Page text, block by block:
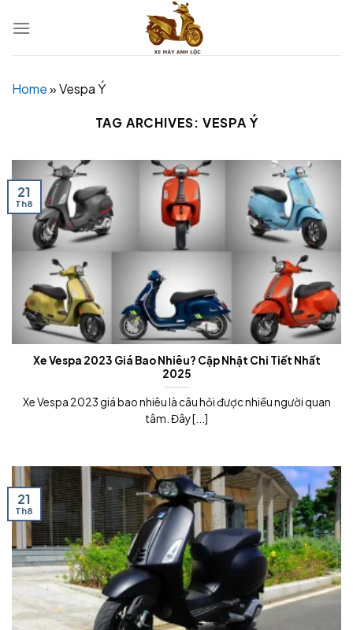
Home»Vespa Ý
TAG ARCHIVES: VESPA Ý
Xe Vespa 2023 Giá Bao Nhiêu? Cập Nhật Chi Tiết Nhất
2025
Xe Vespa 2023 giá bao nhiêu là câu hỏi được nhiều người quan
tâm. Đây [...]
21
Th8
21
Th8